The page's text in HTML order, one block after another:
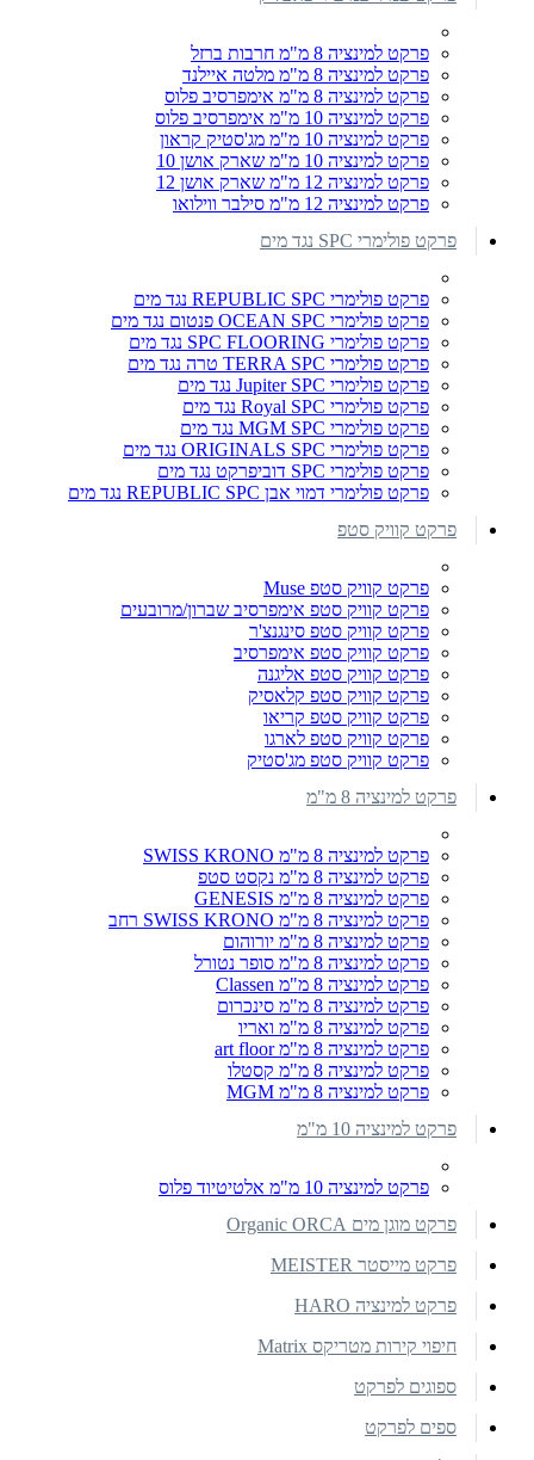
פרקט למינציה 8 מ"מ חרבות ברזל
פרקט למינציה 8 מ"מ מלטה איילנד
פרקט למינציה 8 מ"מ אימפרסיב פלוס
פרקט למינציה 10 מ"מ אימפרסיב פלוס
פרקט למינציה 10 מ"מ מג'סטיק קראון
פרקט למינציה 10 מ"מ שארק אושן 10
פרקט למינציה 12 מ"מ שארק אושן 12
פרקט למינציה 12 מ"מ סילבר ווילואו
פרקט פולימרי SPC נגד מים
פרקט פולימרי REPUBLIC SPC נגד מים
פרקט פולימרי OCEAN SPC פנטום נגד מים
פרקט פולימרי SPC FLOORING נגד מים
פרקט פולימרי TERRA SPC טרה נגד מים
פרקט פולימרי Jupiter SPC נגד מים
פרקט פולימרי Royal SPC נגד מים
פרקט פולימרי MGM SPC נגד מים
פרקט פולימרי ORIGINALS SPC נגד מים
פרקט פולימרי SPC דוביפרקט נגד מים
פרקט פולימרי דמוי אבן REPUBLIC SPC נגד מים
פרקט קוויק סטפ
פרקט קוויק סטפ Muse
פרקט קוויק סטפ אימפרסיב שברון/מרובעים
פרקט קוויק סטפ סינגנצ'ר
פרקט קוויק סטפ אימפרסיב
פרקט קוויק סטפ אליגנה
פרקט קוויק סטפ קלאסיק
פרקט קוויק סטפ קריאו
פרקט קוויק סטפ לארגו
פרקט קוויק סטפ מג'סטיק
פרקט למינציה 8 מ"מ
פרקט למינציה 8 מ"מ SWISS KRONO
פרקט למינציה 8 מ"מ נקסט סטפ
פרקט למינציה 8 מ"מ GENESIS
פרקט למינציה 8 מ"מ SWISS KRONO רחב
פרקט למינציה 8 מ"מ יורוהום
פרקט למינציה 8 מ"מ סופר נטורל
פרקט למינציה 8 מ"מ Classen
פרקט למינציה 8 מ"מ סינכרום
פרקט למינציה 8 מ"מ ואריו
פרקט למינציה 8 מ"מ art floor
פרקט למינציה 8 מ"מ קסטלו
פרקט למינציה 8 מ"מ MGM
פרקט למינציה 10 מ"מ
פרקט למינציה 10 מ"מ אלטיטיוד פלוס
פרקט מוגן מים Organic ORCA
פרקט מייסטר MEISTER
פרקט למינציה HARO
חיפוי קירות מטריקס Matrix
ספוגים לפרקט
ספים לפרקט